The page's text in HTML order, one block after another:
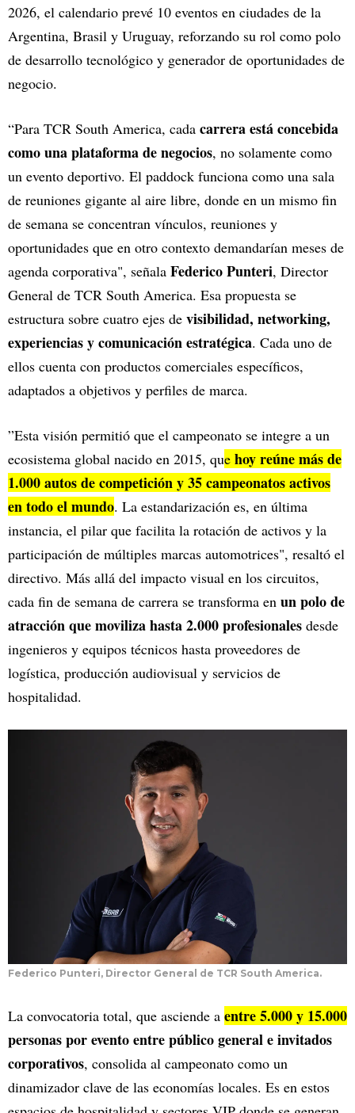
2026, el calendario prevé 10 eventos en ciudades de la
Argentina, Brasil y Uruguay, reforzando su rol como polo
de desarrollo tecnológico y generador de oportunidades de
negocio.
“Para TCR South America, cada carrera está concebida
como una plataforma de negocios, no solamente como
un evento deportivo. El paddock funciona como una sala
de reuniones gigante al aire libre, donde en un mismo fin
de semana se concentran vínculos, reuniones y
oportunidades que en otro contexto demandarían meses de
agenda corporativa", señala Federico Punteri, Director
General de TCR South America. Esa propuesta se
estructura sobre cuatro ejes de visibilidad, networking,
experiencias y comunicación estratégica. Cada uno de
ellos cuenta con productos comerciales específicos,
adaptados a objetivos y perfiles de marca.
”Esta visión permitió que el campeonato se integre a un
ecosistema global nacido en 2015, que hoy reúne más de
1.000 autos de competición y 35 campeonatos activos
en todo el mundo. La estandarización es, en última
instancia, el pilar que facilita la rotación de activos y la
participación de múltiples marcas automotrices", resaltó el
directivo. Más allá del impacto visual en los circuitos,
cada fin de semana de carrera se transforma en un polo de
atracción que moviliza hasta 2.000 profesionales desde
ingenieros y equipos técnicos hasta proveedores de
logística, producción audiovisual y servicios de
hospitalidad.
Federico Punteri, Director General de TCR South America.
La convocatoria total, que asciende a entre 5.000 y 15.000
personas por evento entre público general e invitados
corporativos, consolida al campeonato como un
dinamizador clave de las economías locales. Es en estos